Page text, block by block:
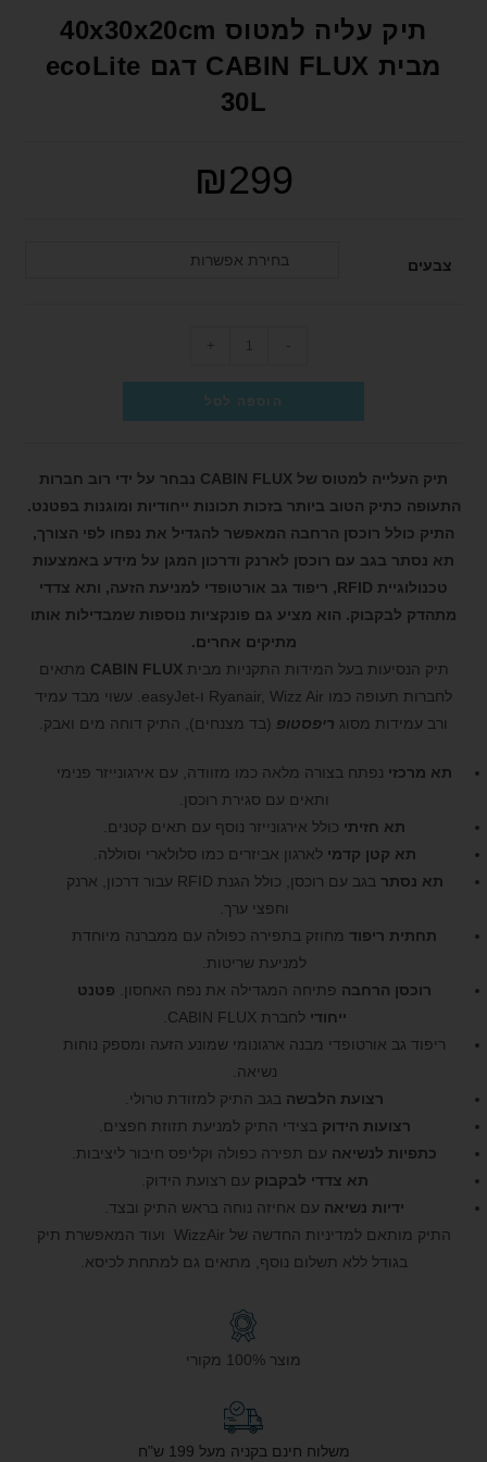
הוסף קו תחתון לקישורים
סמן קישורים
לאפס את כל האפשרויות
cached
תיק עליה למטוס 40x30x20cm
מבית CABIN FLUX דגם ecoLite
30L
₪299
צבעים בחירת אפשרות
-
+
הוספה לסל
תיק העלייה למטוס של CABIN FLUX נבחר על ידי רוב חברות
התעופה כתיק הטוב ביותר בזכות תכונות ייחודיות ומוגנות בפטנט.
התיק כולל רוכסן הרחבה המאפשר להגדיל את נפחו לפי הצורך,
תא נסתר בגב עם רוכסן לארנק ודרכון המגן על מידע באמצעות
טכנולוגיית RFID, ריפוד גב אורטופדי למניעת הזעה, ותא צדדי
מתהדק לבקבוק. הוא מציע גם פונקציות נוספות שמבדילות אותו
מתיקים אחרים.
תיק הנסיעות בעל המידות התקניות מבית CABIN FLUX מתאים
לחברות תעופה כמו Ryanair, Wizz Air ו-easyJet. עשוי מבד עמיד
ורב עמידות מסוג ריפסטופ (בד מצנחים), התיק דוחה מים ואבק.
תא מרכזי נפתח בצורה מלאה כמו מזוודה, עם אירגונייזר פנימי
ותאים עם סגירת רוכסן.
תא חזיתי כולל אירגונייזר נוסף עם תאים קטנים.
תא קטן קדמי לארגון אביזרים כמו סלולארי וסוללה.
תא נסתר
בגב עם רוכסן, כולל הגנת RFID עבור דרכון, ארנק
וחפצי ערך.
תחתית ריפוד מחוזק בתפירה כפולה עם ממברנה מיוחדת
למניעת שריטות.
רוכסן הרחבה פתיחה המגדילה את נפח האחסון. פטנט
ייחודילחברת CABIN FLUX.
ריפוד גב אורטופדי מבנה ארגונומי שמונע הזעה ומספק נוחות
נשיאה.
רצועת הלבשה בגב התיק למזודת טרולי.
רצועות הידוק בצידי התיק למניעת תזוזת חפצים.
כתפיות לנשיאה עם תפירה כפולה וקליפס חיבור ליציבות.
תא צדדי לבקבוק עם רצועת הידוק.
ידיות נשיאה עם אחיזה נוחה בראש התיק ובצד.
התיק מותאם למדיניות החדשה של WizzAir ועוד המאפשרת תיק
בגודל ללא תשלום נוסף, מתאים גם למתחת לכיסא.
מוצר 100% מקורי
משלוח חינם בקניה מעל 199 ש"ח